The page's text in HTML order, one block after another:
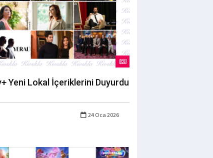
Yeni Lokal İçeriklerini Duyurdu
24 Oca 2026